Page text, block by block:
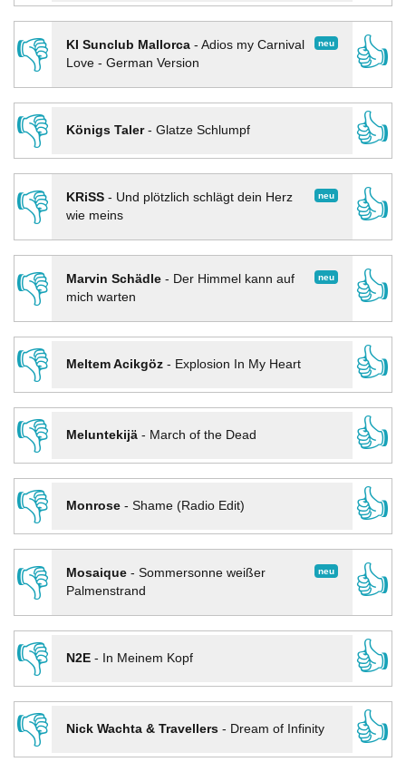
👎
neu
KI Sunclub Mallorca- Adios my Carnival
Love - German Version
👍
👎
Königs Taler- Glatze Schlumpf
👍
👎
neu
KRiSS- Und plötzlich schlägt dein Herz
wie meins
👍
👎 neu
Marvin Schädle- Der Himmel kann auf
mich warten
👍
👎
Meltem Acikgöz- Explosion In My Heart
👍
👎
Meluntekijä- March of the Dead
👍
👎
Monrose- Shame (Radio Edit)
👍
👎
neu
Mosaique- Sommersonne weißer
Palmenstrand
👍
👎
N2E- In Meinem Kopf
👍
👎
Nick Wachta & Travellers- Dream of Infinity
👍